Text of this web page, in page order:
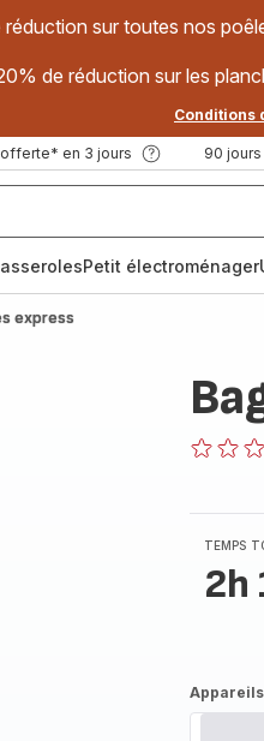
sur toutes nos
de réduction sur les
Conditions
en 3 jours 90 jours
Petit électroménager
express
TEMPS
2h